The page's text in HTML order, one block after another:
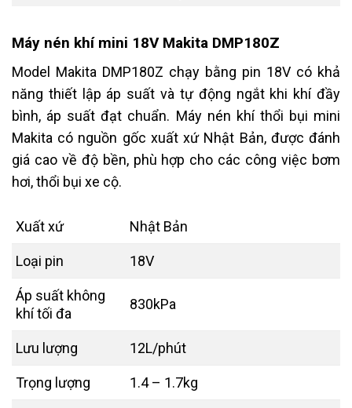
Máy nén khí mini 18V Makita DMP180Z
Model Makita DMP180Z chạy bằng pin 18V có khả
năng thiết lập áp suất và tự động ngắt khi khí đầy
bình, áp suất đạt chuẩn. Máy nén khí thổi bụi mini
Makita có nguồn gốc xuất xứ Nhật Bản, được đánh
giá cao về độ bền, phù hợp cho các công việc bơm
hơi, thổi bụi xe cộ.
Xuất xứ Nhật Bản
Loại pin 18V
Áp suất không
khí tối đa
830kPa
Lưu lượng 12L/phút
Trọng lượng 1.4 – 1.7kg